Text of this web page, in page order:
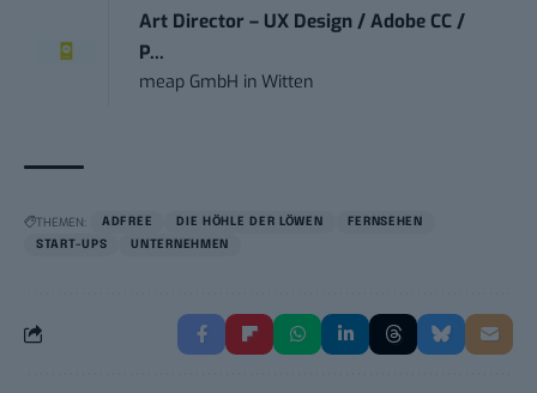
Art Director – UX Design / Adobe CC /
P...
meap GmbH inWitten
THEMEN: ADFREE DIE HÖHLE DER LÖWEN
FERNSEHEN
START-UPS
UNTERNEHMEN